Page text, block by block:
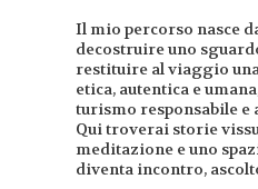
Il mio percorso nasce
decostruire uno
restituire al viaggio
etica, autentica e
turismo responsabile e
Qui troverai storie
meditazione e uno
diventa incontro,